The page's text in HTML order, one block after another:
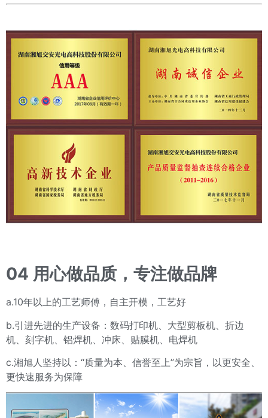
04 用心做品质，专注做品牌
a.10年以上的工艺师傅，自主开模，工艺好
b.引进先进的生产设备：数码打印机、大型剪板机、折边
机、刻字机、铝焊机、冲床、贴膜机、电焊机
c.湘旭人坚持以：“质量为本、信誉至上”为宗旨，以更安全、
更快速服务为保障